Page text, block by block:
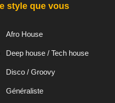
style que vous
Afro House
Deep house / Tech house
Disco / Groovy
Généraliste